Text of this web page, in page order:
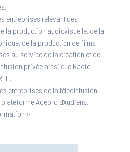
entreprises relevant des
la production audiovisuelle, de la
de la production de films
au service de la création et de
privée ainsi que Radio
entreprises de la télédiffusion
Agepro d'Audiens.
>